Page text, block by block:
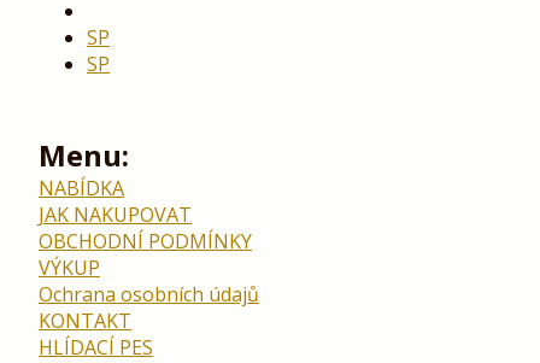
SP
SP
Menu:
NABÍDKA
JAK NAKUPOVAT
OBCHODNÍ PODMÍNKY
VÝKUP
Ochrana osobních údajů
KONTAKT
HLÍDACÍ PES